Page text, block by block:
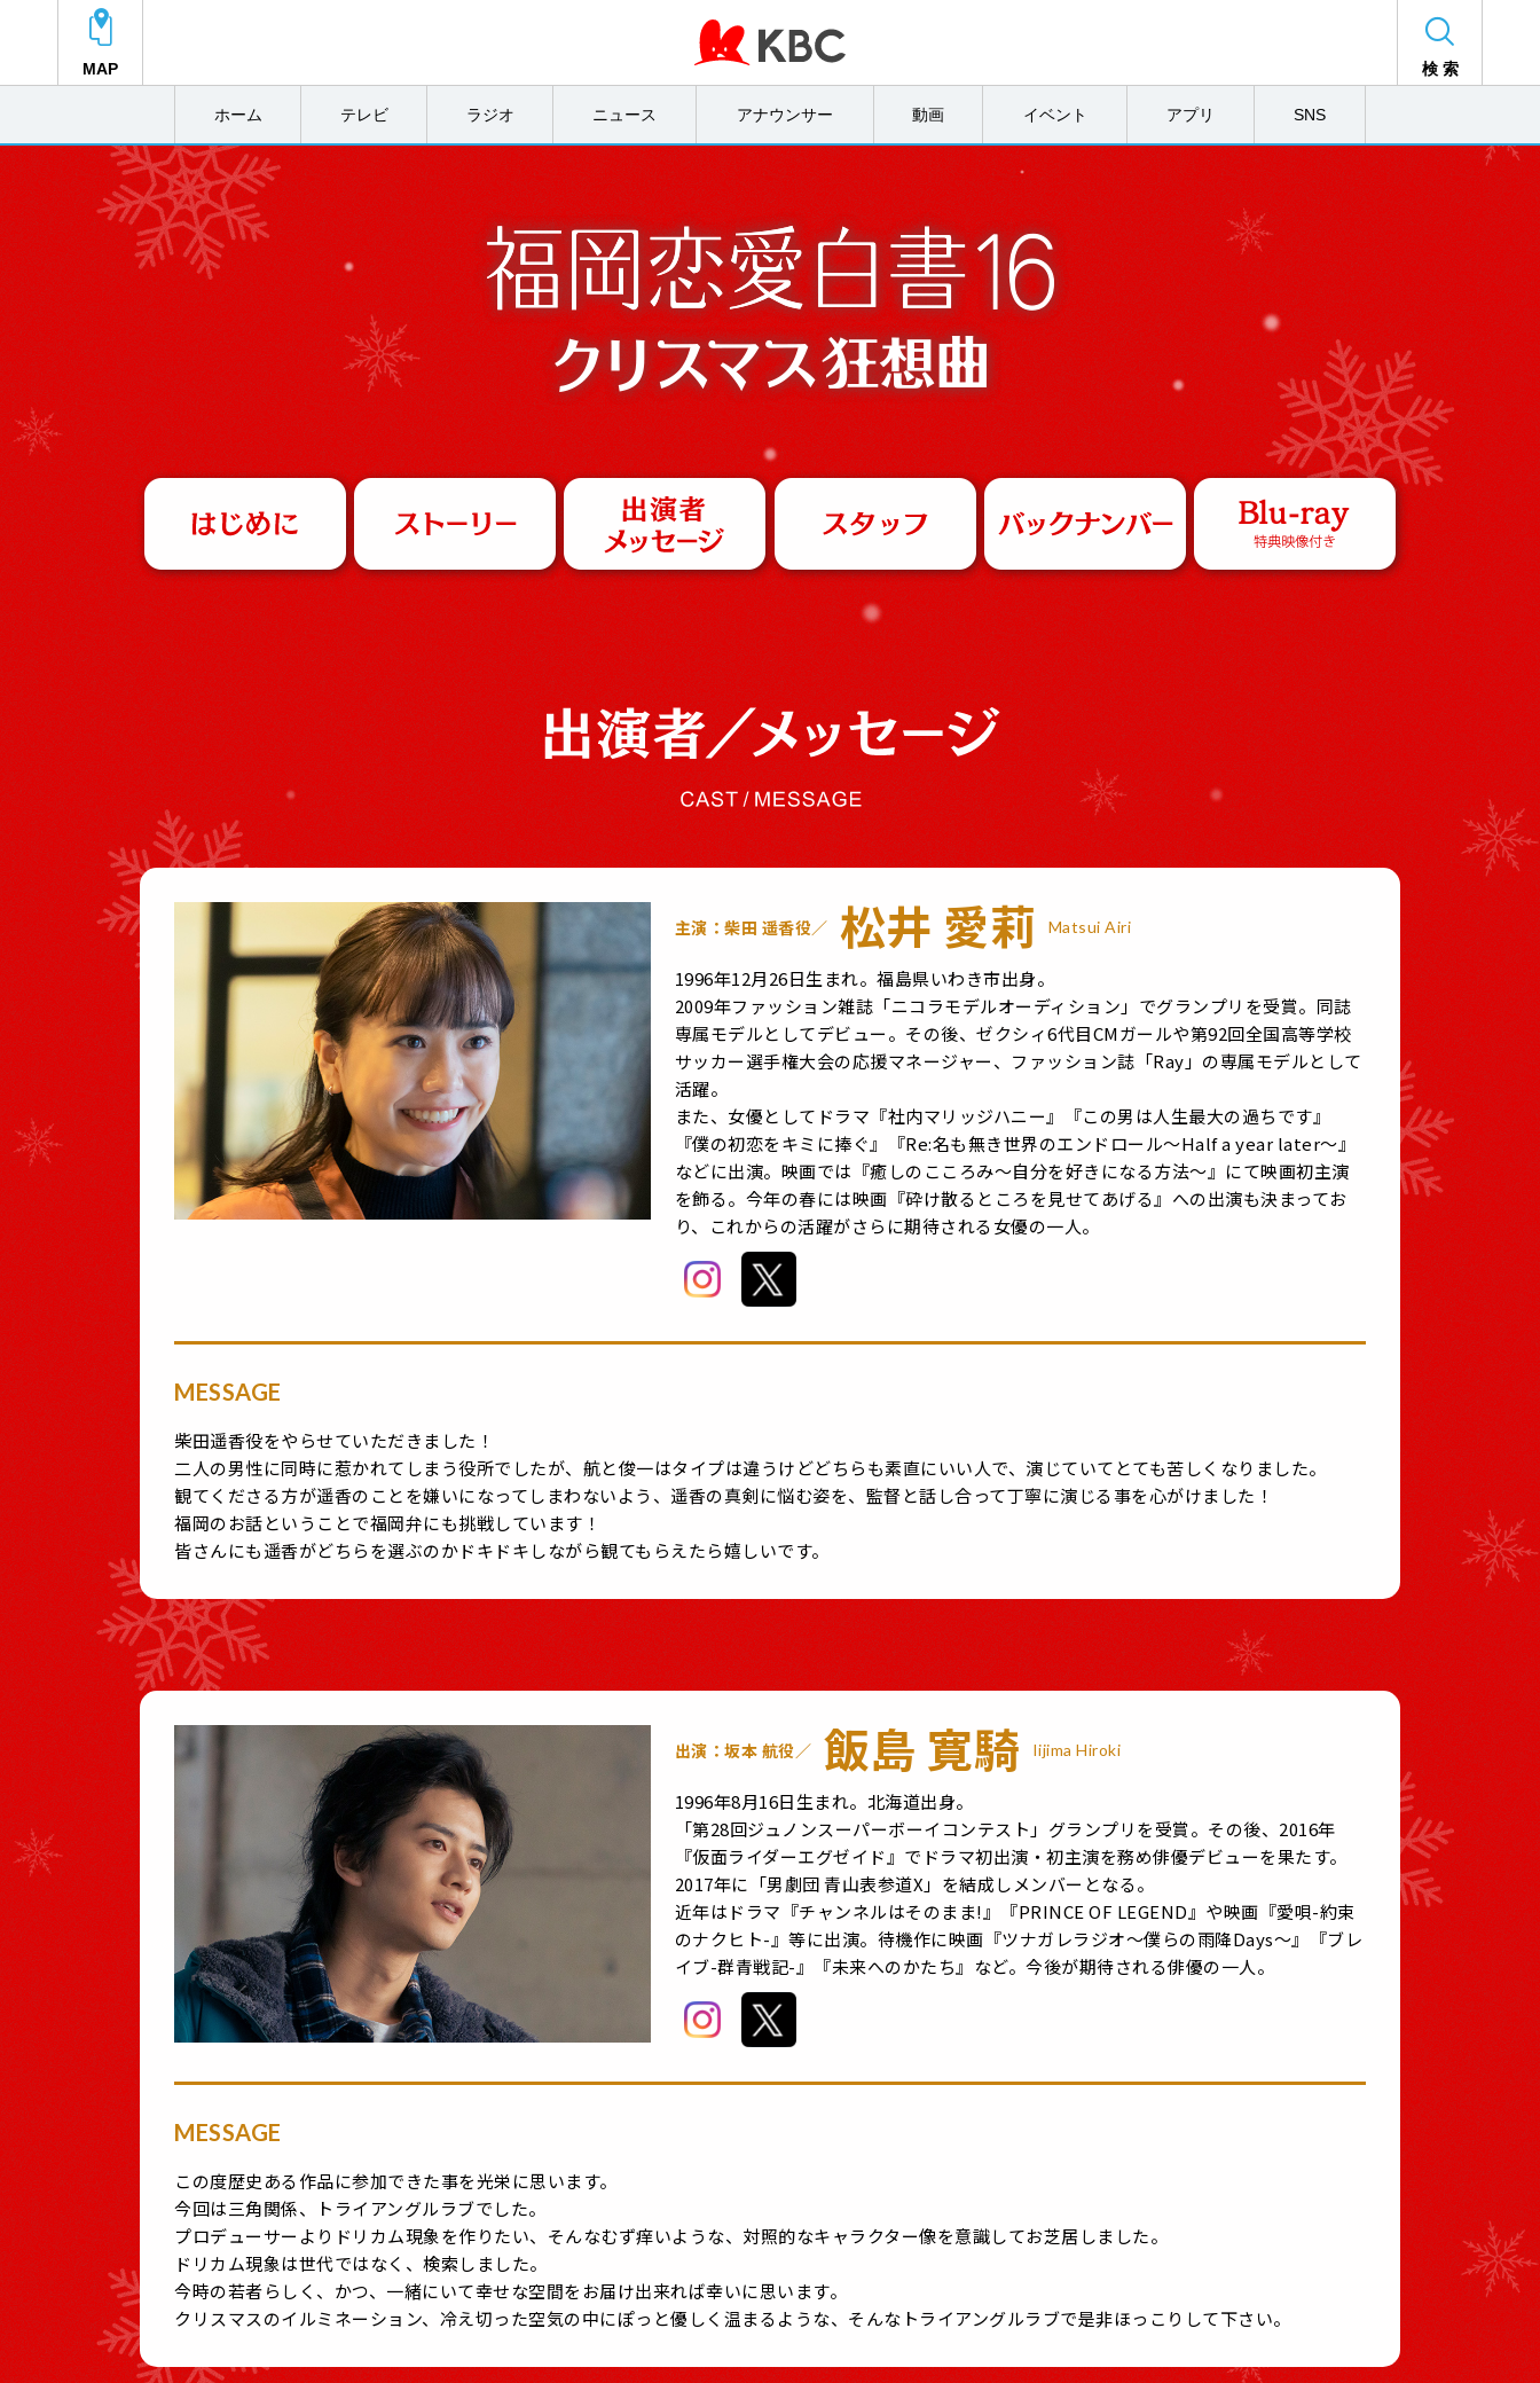
MAP 検 索
ホーム テレビ ラジオ ニュース アナウンサー 動画 イベント アプリ SNS
主演：柴田 遥香役／ 松井 愛莉 Matsui Airi
1996年12月26日生まれ。福島県いわき市出身。
2009年ファッション雑誌「ニコラモデルオーディション」でグランプリを受賞。同誌
専属モデルとしてデビュー。その後、ゼクシィ6代目CMガールや第92回全国高等学校
サッカー選手権大会の応援マネージャー、ファッション誌「Ray」の専属モデルとして
活躍。
また、女優としてドラマ『社内マリッジハニー』『この男は人生最大の過ちです』
『僕の初恋をキミに捧ぐ』『Re:名も無き世界のエンドロール～Half a year later～』
などに出演。映画では『癒しのこころみ～自分を好きになる方法～』にて映画初主演
を飾る。今年の春には映画『砕け散るところを見せてあげる』への出演も決まってお
り、これからの活躍がさらに期待される女優の一人。
MESSAGE
柴田遥香役をやらせていただきました！
二人の男性に同時に惹かれてしまう役所でしたが、航と俊一はタイプは違うけどどちらも素直にいい人で、演じていてとても苦しくなりました。
観てくださる方が遥香のことを嫌いになってしまわないよう、遥香の真剣に悩む姿を、監督と話し合って丁寧に演じる事を心がけました！
福岡のお話ということで福岡弁にも挑戦しています！
皆さんにも遥香がどちらを選ぶのかドキドキしながら観てもらえたら嬉しいです。
出演：坂本 航役／ 飯島 寛騎 Iijima Hiroki
1996年8月16日生まれ。北海道出身。
「第28回ジュノンスーパーボーイコンテスト」グランプリを受賞。その後、2016年
『仮面ライダーエグゼイド』でドラマ初出演・初主演を務め俳優デビューを果たす。
2017年に「男劇団 青山表参道X」を結成しメンバーとなる。
近年はドラマ『チャンネルはそのまま!』『PRINCE OF LEGEND』や映画『愛唄-約束
のナクヒト-』等に出演。待機作に映画『ツナガレラジオ～僕らの雨降Days～』『ブレ
イブ-群青戦記-』『未来へのかたち』など。今後が期待される俳優の一人。
MESSAGE
この度歴史ある作品に参加できた事を光栄に思います。
今回は三角関係、トライアングルラブでした。
プロデューサーよりドリカム現象を作りたい、そんなむず痒いような、対照的なキャラクター像を意識してお芝居しました。
ドリカム現象は世代ではなく、検索しました。
今時の若者らしく、かつ、一緒にいて幸せな空間をお届け出来れば幸いに思います。
クリスマスのイルミネーション、冷え切った空気の中にぽっと優しく温まるような、そんなトライアングルラブで是非ほっこりして下さい。